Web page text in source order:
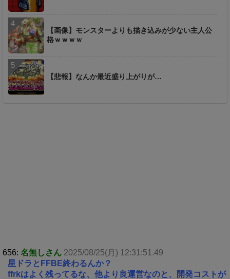
【画像】モンスターよりも描き込みが少ない主人公
格ｗｗｗｗ
【悲報】なんか最近盛り上がりが…
656: 名無しさん 2025/08/25(月) 12:31:51.49
星ドラとFFBE終わるんか？
ffrkはよく残ってるな、他より良運営なのと、開発コストが